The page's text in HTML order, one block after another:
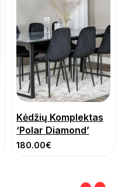
Kėdžių Komplektas
‘Polar Diamond’
180.00€